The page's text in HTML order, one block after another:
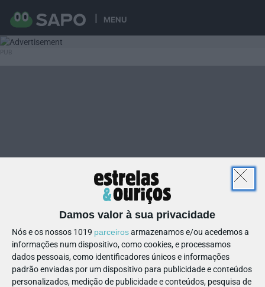
MENU
Damos valor à sua privacidade
Nós e os nossos 1019 parceirosarmazenamos e/ou acedemos a
informações num dispositivo, como cookies, e processamos
dados pessoais, como identificadores únicos e informações
padrão enviadas por um dispositivo para publicidade e conteúdos
personalizados, medição de publicidade e conteúdos, pesquisa de